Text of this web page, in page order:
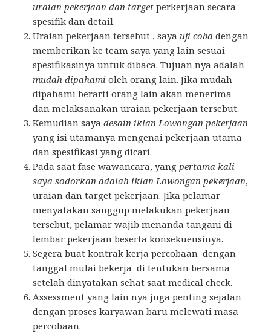
uraian pekerjaan dan target perkerjaan secara
spesifik dan detail.
Uraian pekerjaan tersebut , saya uji coba dengan
memberikan ke team saya yang lain sesuai
spesifikasinya untuk dibaca. Tujuan nya adalah
mudah dipahami oleh orang lain. Jika mudah
dipahami berarti orang lain akan menerima
dan melaksanakan uraian pekerjaan tersebut.
Kemudian saya desain iklan Lowongan pekerjaan
yang isi utamanya mengenai pekerjaan utama
dan spesifikasi yang dicari.
Pada saat fase wawancara, yang pertama kali
saya sodorkan adalah iklan Lowongan pekerjaan,
uraian dan target pekerjaan. Jika pelamar
menyatakan sanggup melakukan pekerjaan
tersebut, pelamar wajib menanda tangani di
lembar pekerjaan beserta konsekuensinya.
Segera buat kontrak kerja percobaan dengan
tanggal mulai bekerja di tentukan bersama
setelah dinyatakan sehat saat medical check.
Assessment yang lain nya juga penting sejalan
dengan proses karyawan baru melewati masa
percobaan.